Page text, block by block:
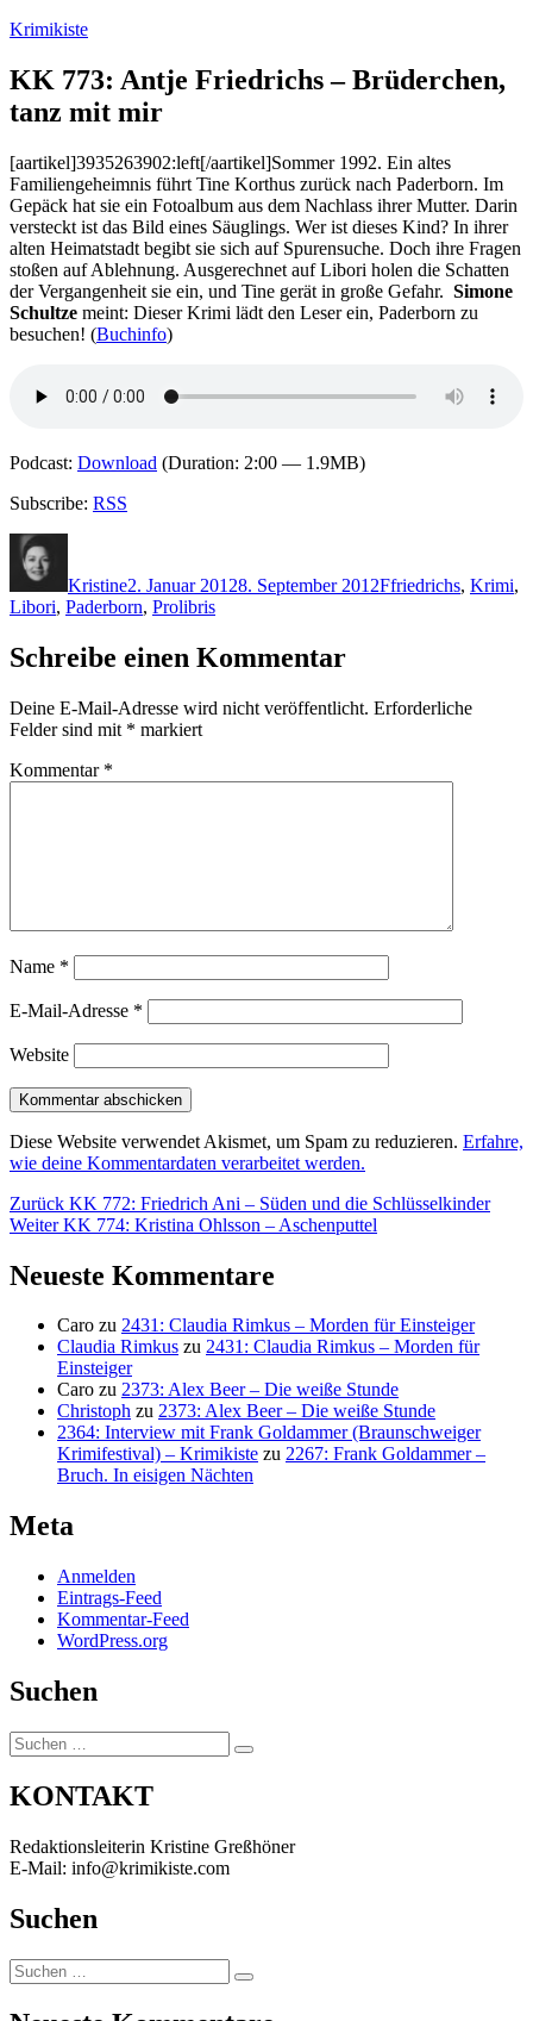
Zum
springen
Krimikiste
KK 773: Antje Friedrichs – Brüderchen,
tanz mit mir
[aartikel]3935263902:left[/aartikel]Sommer 1992. Ein altes
Familiengeheimnis führt Tine Korthus zurück nach Paderborn. Im
Gepäck hat sie ein Fotoalbum aus dem Nachlass ihrer Mutter. Darin
versteckt ist das Bild eines Säuglings. Wer ist dieses Kind? In ihrer
alten Heimatstadt begibt sie sich auf Spuren­­suche. Doch ihre Fragen
stoßen auf Ablehnung. Aus­gerechnet auf Libori holen die Schatten
der Ver­gangen­heit sie ein, und Tine gerät in große Gefahr. Simone
Schultze meint: Dieser Krimi lädt den Leser ein, Paderborn zu
besuchen! (Buchinfo)
Podcast: Download (Duration: 2:00 — 1.9MB)
Subscribe: RSS
Kristine2. Januar 20128. September 2012Ffriedrichs, Krimi,
Libori, Paderborn, Prolibris
Schreibe einen Kommentar
Deine E-Mail-Adresse wird nicht veröffentlicht. Erforderliche
Felder sind mit * markiert
Kommentar *
Name *
E-Mail-Adresse *
Website
Diese Website verwendet Akismet, um Spam zu reduzieren. Erfahre,
wie deine Kommentardaten verarbeitet werden.
Beitragsnavigation
Zurück Vorheriger
Beitrag:
KK 772: Friedrich Ani – Süden und die Schlüsselkinder
Weiter Nächster
KK 774: Kristina Ohlsson – Aschenputtel
Neueste Kommentare
Caro zu 2431: Claudia Rimkus – Morden für Einsteiger
Claudia Rimkus zu 2431: Claudia Rimkus – Morden für
Einsteiger
Caro zu 2373: Alex Beer – Die weiße Stunde
Christoph zu 2373: Alex Beer – Die weiße Stunde
2364: Interview mit Frank Goldammer (Braunschweiger
Krimifestival) – Krimikiste zu 2267: Frank Goldammer –
Bruch. In eisigen Nächten
Meta
Anmelden
Eintrags-Feed
Kommentar-Feed
WordPress.org
Suchen
Suchen
nach:
Suchen
KONTAKT
Redaktionsleiterin Kristine Greßhöner
E-Mail: info@krimikiste.com
Suchen
Suchen
nach:
Suchen